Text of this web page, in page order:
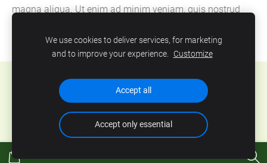
magna aliqua. Ut enim ad minim veniam, quis nostrud
commodo consequat.
Cookies
We use cookies to deliver services, for marketing
and to improve your experience. Customize
Accept all
Accept only essential